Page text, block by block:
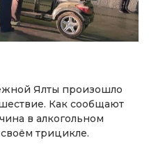
Ялты произошло
Как сообщают
в алкогольном
трицикле.